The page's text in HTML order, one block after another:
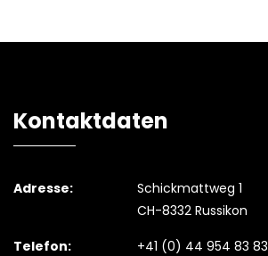
Kontaktdaten
Adresse:
Schickmattweg 1
CH-8332 Russikon
Telefon:
+41 (0) 44 954 83 83